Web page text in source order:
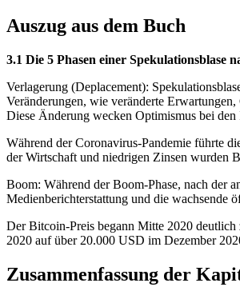
Auszug aus dem Buch
3.1 Die 5 Phasen einer Spekulationsblase
Verlagerung (Deplacement):
Veränderungen, wie veränderte
Diese Änderung wecken Optimismus bei
Während der Coronavirus-Pandemie führte
der Wirtschaft und niedrigen Zinsen wurden
Boom: Während der Boom-Phase, nach der
Medienberichterstattung und die wachsende
Der Bitcoin-Preis begann Mitte 2020 deutlich
2020 auf über 20.000 USD im Dezember
Zusammenfassung der